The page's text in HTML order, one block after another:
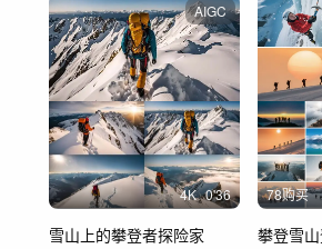
AIGC
4K 0'36
雪山上的攀登者探险家
78购买